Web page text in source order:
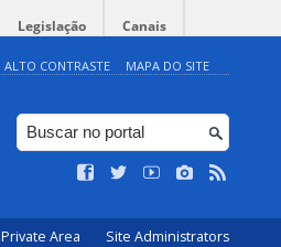
Legislação Canais
ALTO CONTRASTE MAPA DO SITE
Private Area Site Administrators